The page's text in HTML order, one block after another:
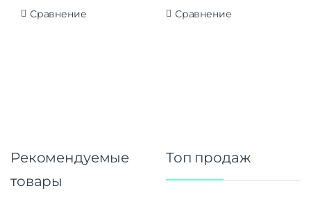
Сравнение Сравнение
Рекомендуемые
товары
Топ продаж